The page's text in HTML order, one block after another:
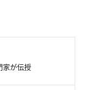
家が伝授